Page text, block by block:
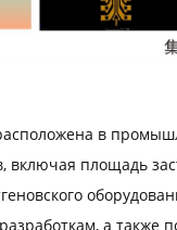
в
включая площадь
а также